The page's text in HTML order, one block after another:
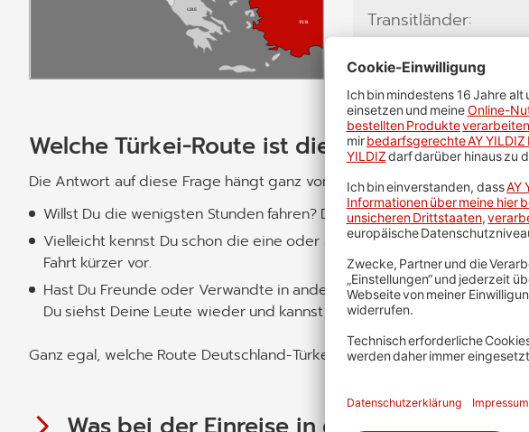
Transitländer:
Welche Türkei-Route ist die beste für Dich?
Die Antwort auf diese Frage hängt ganz von Dir ab.
Willst Du die wenigsten Stunden fahren? Dann empfehlen wir die
Vielleicht kennst Du schon die eine oder andere Route. Dann lohnt es
Fahrt kürzer vor.
Hast Du Freunde oder Verwandte in anderen Ländern? Dann ist es
Du siehst Deine Leute wieder und kannst dort auch übernachten.
Ganz egal, welche Route Deutschland-Türkei Du wählst: Auf dieser Seite